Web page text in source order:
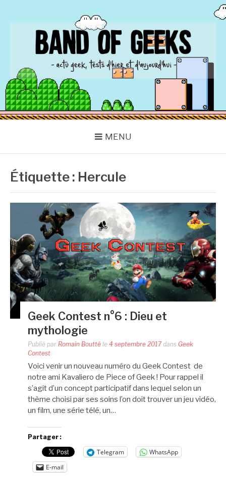
BAND OF GEEKS
Actu Geek d'hier et d'aujourd'hui
MENU
Étiquette : Hercule
Geek Contest n°6 : Dieu et
mythologie
Publié par Romain Boutté le 4 septembre 2017dans Geek
Contest
Voici venir un nouveau numéro du Geek Contest de
notre ami Kavaliero de Piece of Geek ! Pour rappel il
s’agit d’un concept participatif dans lequel selon un
thème choisi par ses soins l’on doit trouver un jeu vidéo,
un film, une série télé, un…
Partager :
Telegram
WhatsApp
E-mail